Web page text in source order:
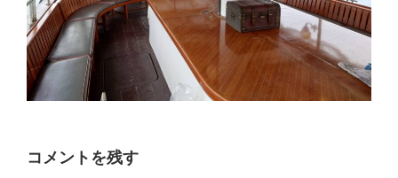
コメントを残す